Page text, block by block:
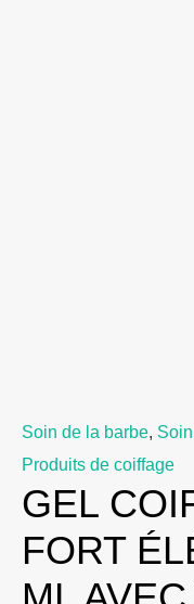
Soin de la barbe,
Produits de coiffage
GEL
FORT